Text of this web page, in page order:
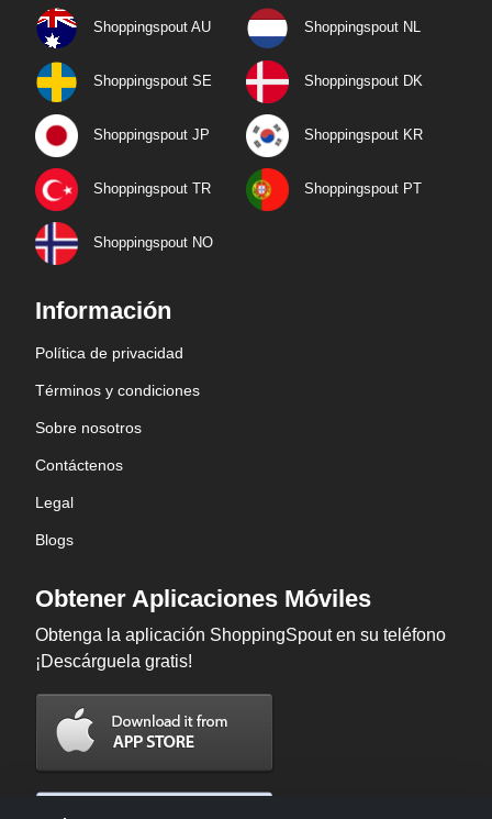
Shoppingspout AU Shoppingspout NL
Shoppingspout SE Shoppingspout DK
Shoppingspout JP Shoppingspout KR
Shoppingspout TR Shoppingspout PT
Shoppingspout NO
Información
Política de privacidad
Términos y condiciones
Sobre nosotros
Contáctenos
Legal
Blogs
Obtener Aplicaciones Móviles
Obtenga la aplicación ShoppingSpout en su teléfono
¡Descárguela gratis!